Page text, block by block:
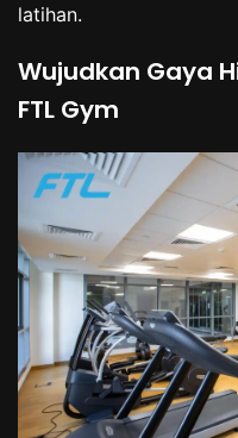
latihan.
Wujudkan Gaya
FTL Gym